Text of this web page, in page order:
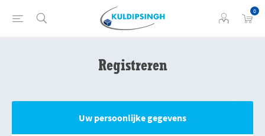
0
Registreren
Uw persoonlijke gegevens